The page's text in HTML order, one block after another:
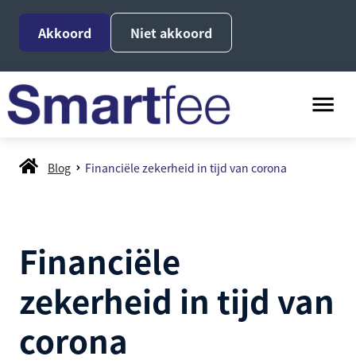
Akkoord Niet akkoord
Blog Financiële zekerheid in tijd van corona
Financiële
zekerheid in tijd van
corona